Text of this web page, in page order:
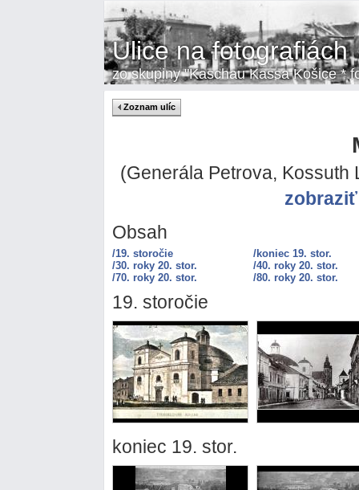
Ulice na fotografiách
zo skupiny "Kaschau Kassa Košice *
Zoznam ulíc
(Generála Petrova, Kossuth
Obsah
/19. storočie
/koniec 19. stor.
/30. roky 20. stor.
/40. roky 20. stor.
/70. roky 20. stor.
/80. roky 20. stor.
19. storočie
koniec 19. stor.